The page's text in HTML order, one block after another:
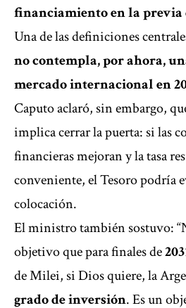
financiamiento en la previa
Una de las definiciones
no contempla, por ahora,
mercado internacional en
Caputo aclaró, sin embargo,
implica cerrar la puerta: si las
financieras mejoran y la tasa
conveniente, el Tesoro podría
colocación.
El ministro también sostuvo:
objetivo que para finales de
de Milei, si Dios quiere, la
grado de inversión. Es un